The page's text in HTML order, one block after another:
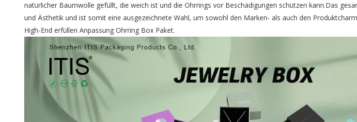
natürlicher Baumwolle gefüllt, die weich ist und die Ohrrings vor Beschädigungen schützen kann.Das
und Ästhetik und ist somit eine ausgezeichnete Wahl, um sowohl den Marken- als auch den
High-End erfüllen Anpassung Ohrring Box Paket.